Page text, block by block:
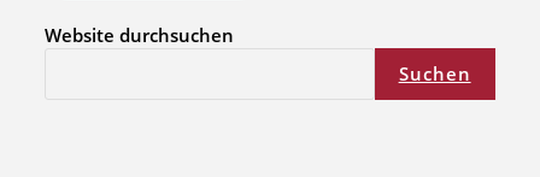
Website durchsuchen
Suchen